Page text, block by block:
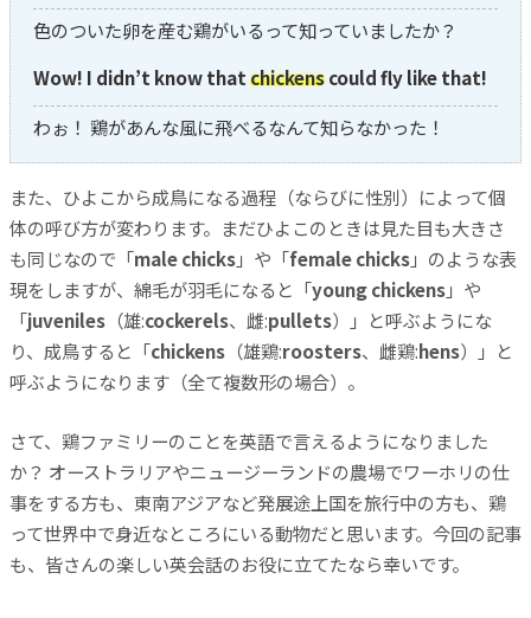
色のついた卵を産む鶏がいるって知っていましたか？
Wow! I didn’t know thatchickenscould fly like that!
わぉ！ 鶏があんな風に飛べるなんて知らなかった！
また、ひよこから成鳥になる過程（ならびに性別）によって個
体の呼び方が変わります。まだひよこのときは見た目も大きさ
も同じなので「male chicks」や「female chicks」のような表
現をしますが、綿毛が羽毛になると「young chickens」や
「juveniles （雄:cockerels、雌:pullets）」と呼ぶようにな
り、成鳥すると「chickens （雄鶏:roosters、雌鶏:hens）」と
呼ぶようになります（全て複数形の場合）。
さて、鶏ファミリーのことを英語で言えるようになりました
か？ オーストラリアやニュージーランドの農場でワーホリの仕
事をする方も、東南アジアなど発展途上国を旅行中の方も、鶏
って世界中で身近なところにいる動物だと思います。今回の記事
も、皆さんの楽しい英会話のお役に立てたなら幸いです。